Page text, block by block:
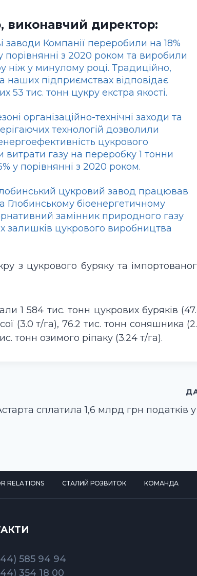
виконавчий директор:
заводи Компанії переробили на 18%
порівнянні з 2020 роком та виробили
ніж у минулому році. Традиційно,
наших підприємствах відповідає
53 тис. тонн цукру екстра якості.
організаційно-технічні заходи та
технологій дозволили
цукрового
газу на переробку 1 тонни
у порівнянні з 2020 роком.
цукровий завод працював
Глобинському біоенергетичному
замінник природного газу
залишків цукрового виробництва
з цукрового буряку та
1 584 тис. тонн цукрових буряків
(3.0 т/га), 76.2 тис. тонн соняшника
тонн озимого ріпаку (3.24 т/га).
сплатила 1,6 млрд грн податків у
RELATIONS СТАЛИЙ РОЗВИТОК КОМАНДА
585 94 94
354 18 00